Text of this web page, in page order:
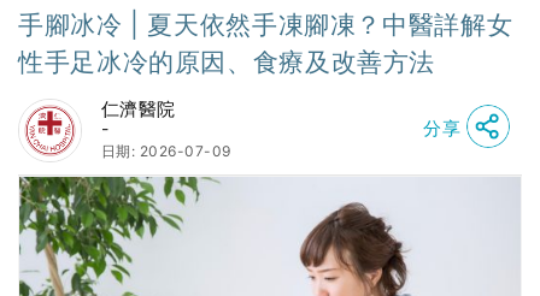
手腳冰冷 | 夏天依然手凍腳凍？中醫詳解女
性手足冰冷的原因、食療及改善方法
仁濟醫院
-
日期: 2026-07-09
分享